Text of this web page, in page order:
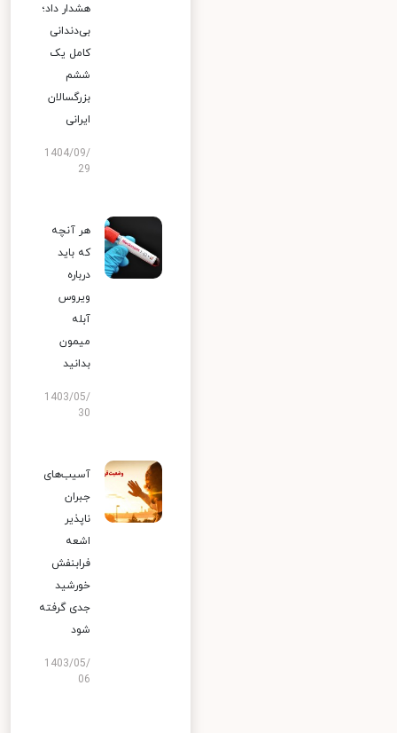
هشدار داد؛
بی‌دندانی
کامل یک
ششم
بزرگسالان
ایرانی
1404/09/
29
هر آنچه
که باید
درباره
ویروس
آبله
میمون
بدانید
1403/05/
30
آسیب‌های
جبران
ناپذیر
اشعه
فرابنفش
خورشید
جدی گرفته
شود
1403/05/
06